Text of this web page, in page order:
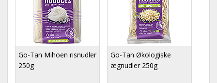
Go-Tan Mihoen risnudler
250g
Go-Tan Økologiske
ægnudler 250g